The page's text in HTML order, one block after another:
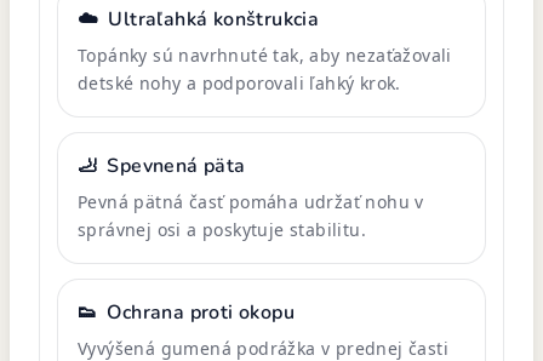
☁️ Ultraľahká konštrukcia
Topánky sú navrhnuté tak, aby nezaťažovali
detské nohy a podporovali ľahký krok.
🦶 Spevnená päta
Pevná pätná časť pomáha udržať nohu v
správnej osi a poskytuje stabilitu.
👟 Ochrana proti okopu
Vyvýšená gumená podrážka v prednej časti